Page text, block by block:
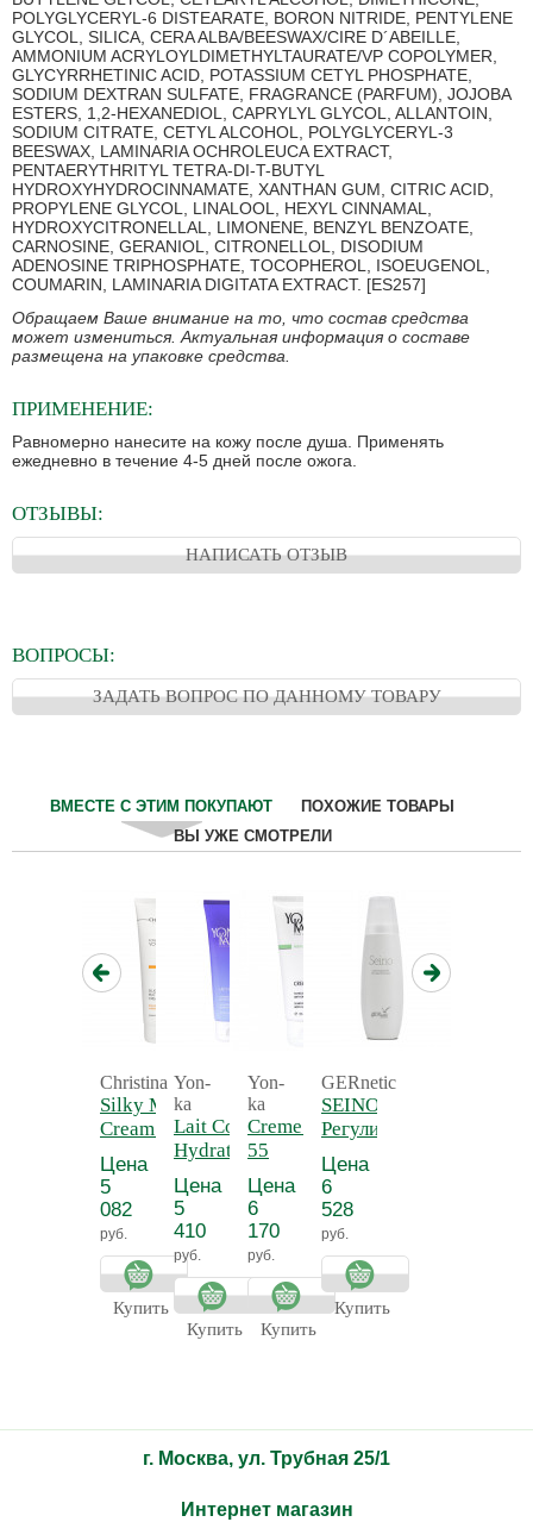
POLYGLYCERYL-6 DISTEARATE, BORON NITRIDE, PENTYLENE
GLYCOL, SILICA, CERA ALBA/BEESWAX/CIRE D´ABEILLE,
AMMONIUM ACRYLOYLDIMETHYLTAURATE/VP COPOLYMER,
GLYCYRRHETINIC ACID, POTASSIUM CETYL PHOSPHATE,
SODIUM DEXTRAN SULFATE, FRAGRANCE (PARFUM), JOJOBA
ESTERS, 1,2-HEXANEDIOL, CAPRYLYL GLYCOL, ALLANTOIN,
SODIUM CITRATE, CETYL ALCOHOL, POLYGLYCERYL-3
BEESWAX, LAMINARIA OCHROLEUCA EXTRACT,
PENTAERYTHRITYL TETRA-DI-T-BUTYL
HYDROXYHYDROCINNAMATE, XANTHAN GUM, CITRIC ACID,
PROPYLENE GLYCOL, LINALOOL, HEXYL CINNAMAL,
HYDROXYCITRONELLAL, LIMONENE, BENZYL BENZOATE,
CARNOSINE, GERANIOL, CITRONELLOL, DISODIUM
ADENOSINE TRIPHOSPHATE, TOCOPHEROL, ISOEUGENOL,
COUMARIN, LAMINARIA DIGITATA EXTRACT. [ES257]
Обращаем Ваше внимание на то, что состав средства
может измениться. Актуальная информация о составе
размещена на упаковке средства.
ПРИМЕНЕНИЕ:
Равномерно нанесите на кожу после душа. Применять
ежедневно в течение 4-5 дней после ожога.
ОТЗЫВЫ:
НАПИСАТЬ ОТЗЫВ
ВОПРОСЫ:
ЗАДАТЬ ВОПРОС ПО ДАННОМУ ТОВАРУ
ВМЕСТЕ С ЭТИМ ПОКУПАЮТ
ПОХОЖИЕ ТОВАРЫ
ВЫ УЖЕ СМОТРЕЛИ
Christina
Silky Matte
Cream -
Нежный
матирующий
крем для
тела
Цена
5
082
руб.
Купить
Yon-
ka
Lait Corps
Hydratant
Detox -
Молочко для
тела
увлажняющее
Прованс
Цена
5
410
руб.
Купить
Yon-
ka
Creme 55 - Крем
55
антицеллюлитный
Цена
6
170
руб.
Купить
GERnetic
SEINO -
Регулирующий
и
тонизирующий
лосьон для
бюста СЕЙНО
Цена
6
528
руб.
Купить
г. Москва, ул. Трубная 25/1
Интернет магазин